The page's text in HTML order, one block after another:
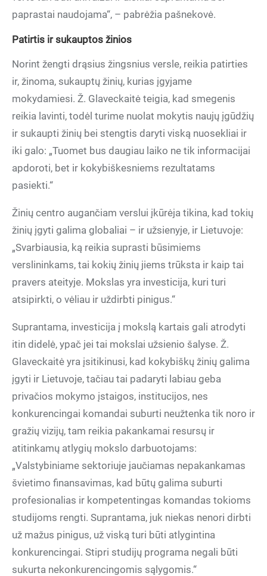
paprastai naudojama“, – pabrėžia pašnekovė.
Patirtis ir sukauptos žinios
Norint žengti drąsius žingsnius versle, reikia patirties
ir, žinoma, sukauptų žinių, kurias įgyjame
mokydamiesi. Ž. Glaveckaitė teigia, kad smegenis
reikia lavinti, todėl turime nuolat mokytis naujų įgūdžių
ir sukaupti žinių bei stengtis daryti viską nuosekliai ir
iki galo: „Tuomet bus daugiau laiko ne tik informacijai
apdoroti, bet ir kokybiškesniems rezultatams
pasiekti.“
Žinių centro augančiam verslui įkūrėja tikina, kad tokių
žinių įgyti galima globaliai – ir užsienyje, ir Lietuvoje:
„Svarbiausia, ką reikia suprasti būsimiems
verslininkams, tai kokių žinių jiems trūksta ir kaip tai
pravers ateityje. Mokslas yra investicija, kuri turi
atsipirkti, o vėliau ir uždirbti pinigus.“
Suprantama, investicija į mokslą kartais gali atrodyti
itin didelė, ypač jei tai mokslai užsienio šalyse. Ž.
Glaveckaitė yra įsitikinusi, kad kokybiškų žinių galima
įgyti ir Lietuvoje, tačiau tai padaryti labiau geba
privačios mokymo įstaigos, institucijos, nes
konkurencingai komandai suburti neužtenka tik noro ir
gražių vizijų, tam reikia pakankamai resursų ir
atitinkamų atlygių mokslo darbuotojams:
„Valstybiniame sektoriuje jaučiamas nepakankamas
švietimo finansavimas, kad būtų galima suburti
profesionalias ir kompetentingas komandas tokioms
studijoms rengti. Suprantama, juk niekas nenori dirbti
už mažus pinigus, už viską turi būti atlygintina
konkurencingai. Stipri studijų programa negali būti
sukurta nekonkurencingomis sąlygomis.“